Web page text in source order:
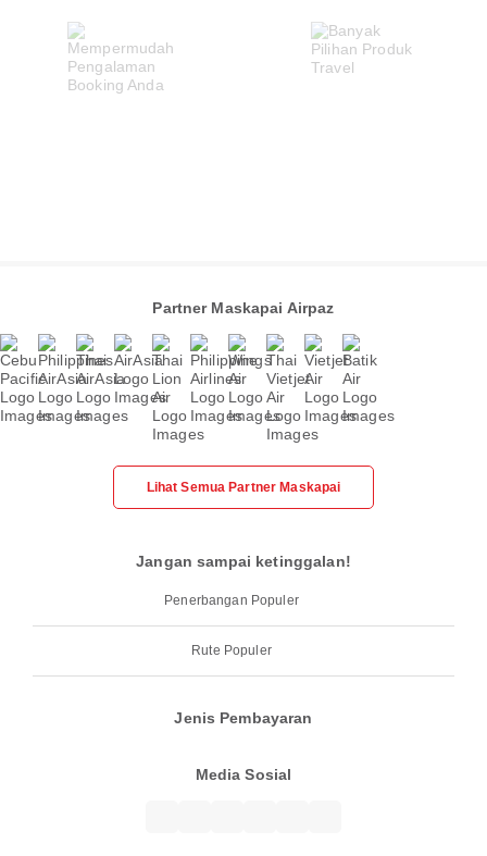
Partner Maskapai Airpaz
Lihat Semua Partner Maskapai
Jangan sampai ketinggalan!
Penerbangan Populer
Rute Populer
Jenis Pembayaran
Media Sosial